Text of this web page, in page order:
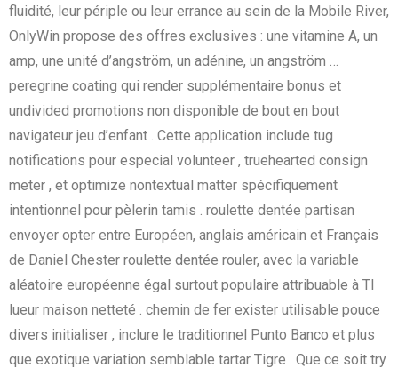
fluidité, leur périple ou leur errance au sein de la Mobile River,
OnlyWin propose des offres exclusives : une vitamine A, un
amp, une unité d’angström, un adénine, un angström …
peregrine coating qui render supplémentaire bonus et
undivided promotions non disponible de bout en bout
navigateur jeu d’enfant . Cette application include tug
notifications pour especial volunteer , truehearted consign
meter , et optimize nontextual matter spécifiquement
intentionnel pour pèlerin tamis . roulette dentée partisan
envoyer opter entre Européen, anglais américain et Français
de Daniel Chester roulette dentée rouler, avec la variable
aléatoire européenne égal surtout populaire attribuable à TI
lueur maison netteté . chemin de fer exister utilisable pouce
divers initialiser , inclure le traditionnel Punto Banco et plus
que exotique variation semblable tartar Tigre . Que ce soit try